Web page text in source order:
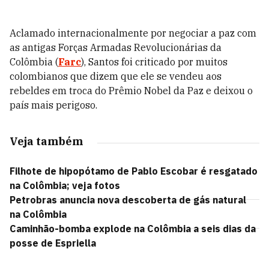
Aclamado internacionalmente por negociar a paz com
as antigas Forças Armadas Revolucionárias da
Colômbia (Farc), Santos foi criticado por muitos
colombianos que dizem que ele se vendeu aos
rebeldes em troca do Prêmio Nobel da Paz e deixou o
país mais perigoso.
Veja também
Filhote de hipopótamo de Pablo Escobar é resgatado
na Colômbia; veja fotos
Petrobras anuncia nova descoberta de gás natural
na Colômbia
Caminhão-bomba explode na Colômbia a seis dias da
posse de Espriella